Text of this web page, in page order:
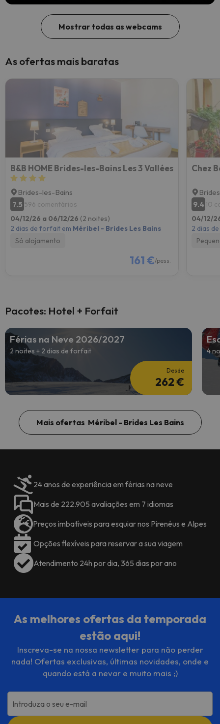
Mostrar todas as webcams
As ofertas mais baratas
B&B HOME Brides-les-Bains Les 3 Vallées
Brides-les-Bains
7.5 596 comentários
04/12/26 a 06/12/26 (2 noites)
2 dias de forfait em Méribel - Brides Les Bains
Só alojamento
161 €/pess.
Chez
9.410
04/12/
2 dias
Pacotes: Hotel + Forfait
Férias na Neve 2026/2027
2 noites + 2 dias de forfait
Desde
262 €
4
Mais ofertas Méribel - Brides Les Bains
24 anos de experiência em férias na neve
Mais de 222.905 avaliações em 7 idiomas
Preços imbatíveis para esquiar nos Pirenéus e Alpes
Opções flexíveis para reservar a sua viagem
Atendimento 24h por dia, 365 dias por ano
As melhores ofertas da temporada
estão aqui!
Inscreva-se na nossa newsletter para não perder
nada! Ofertas exclusivas, últimas novidades, onde e
quando está a nevar e muito mais ;)
Introduza o seu e-mail